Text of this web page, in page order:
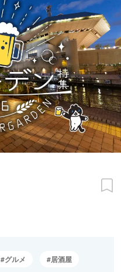
グルメ 居酒屋